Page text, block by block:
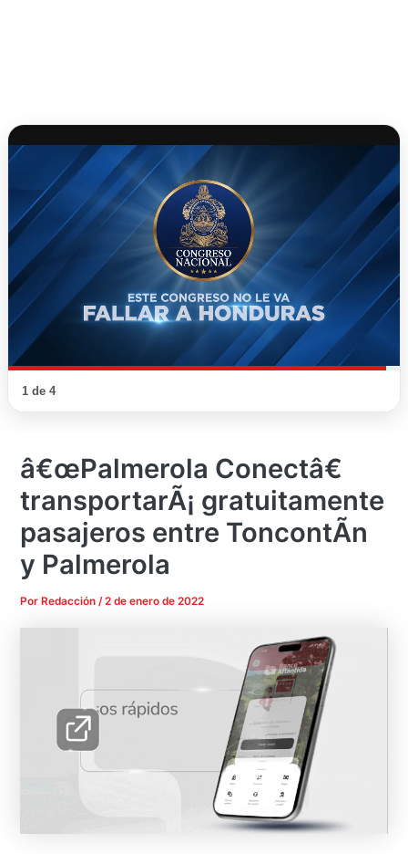
1 de 4
â€œPalmerola Conectâ€
transportarÃ¡ gratuitamente
pasajeros entre ToncontÃ­n
y Palmerola
Por Redacción/2 de enero de 2022